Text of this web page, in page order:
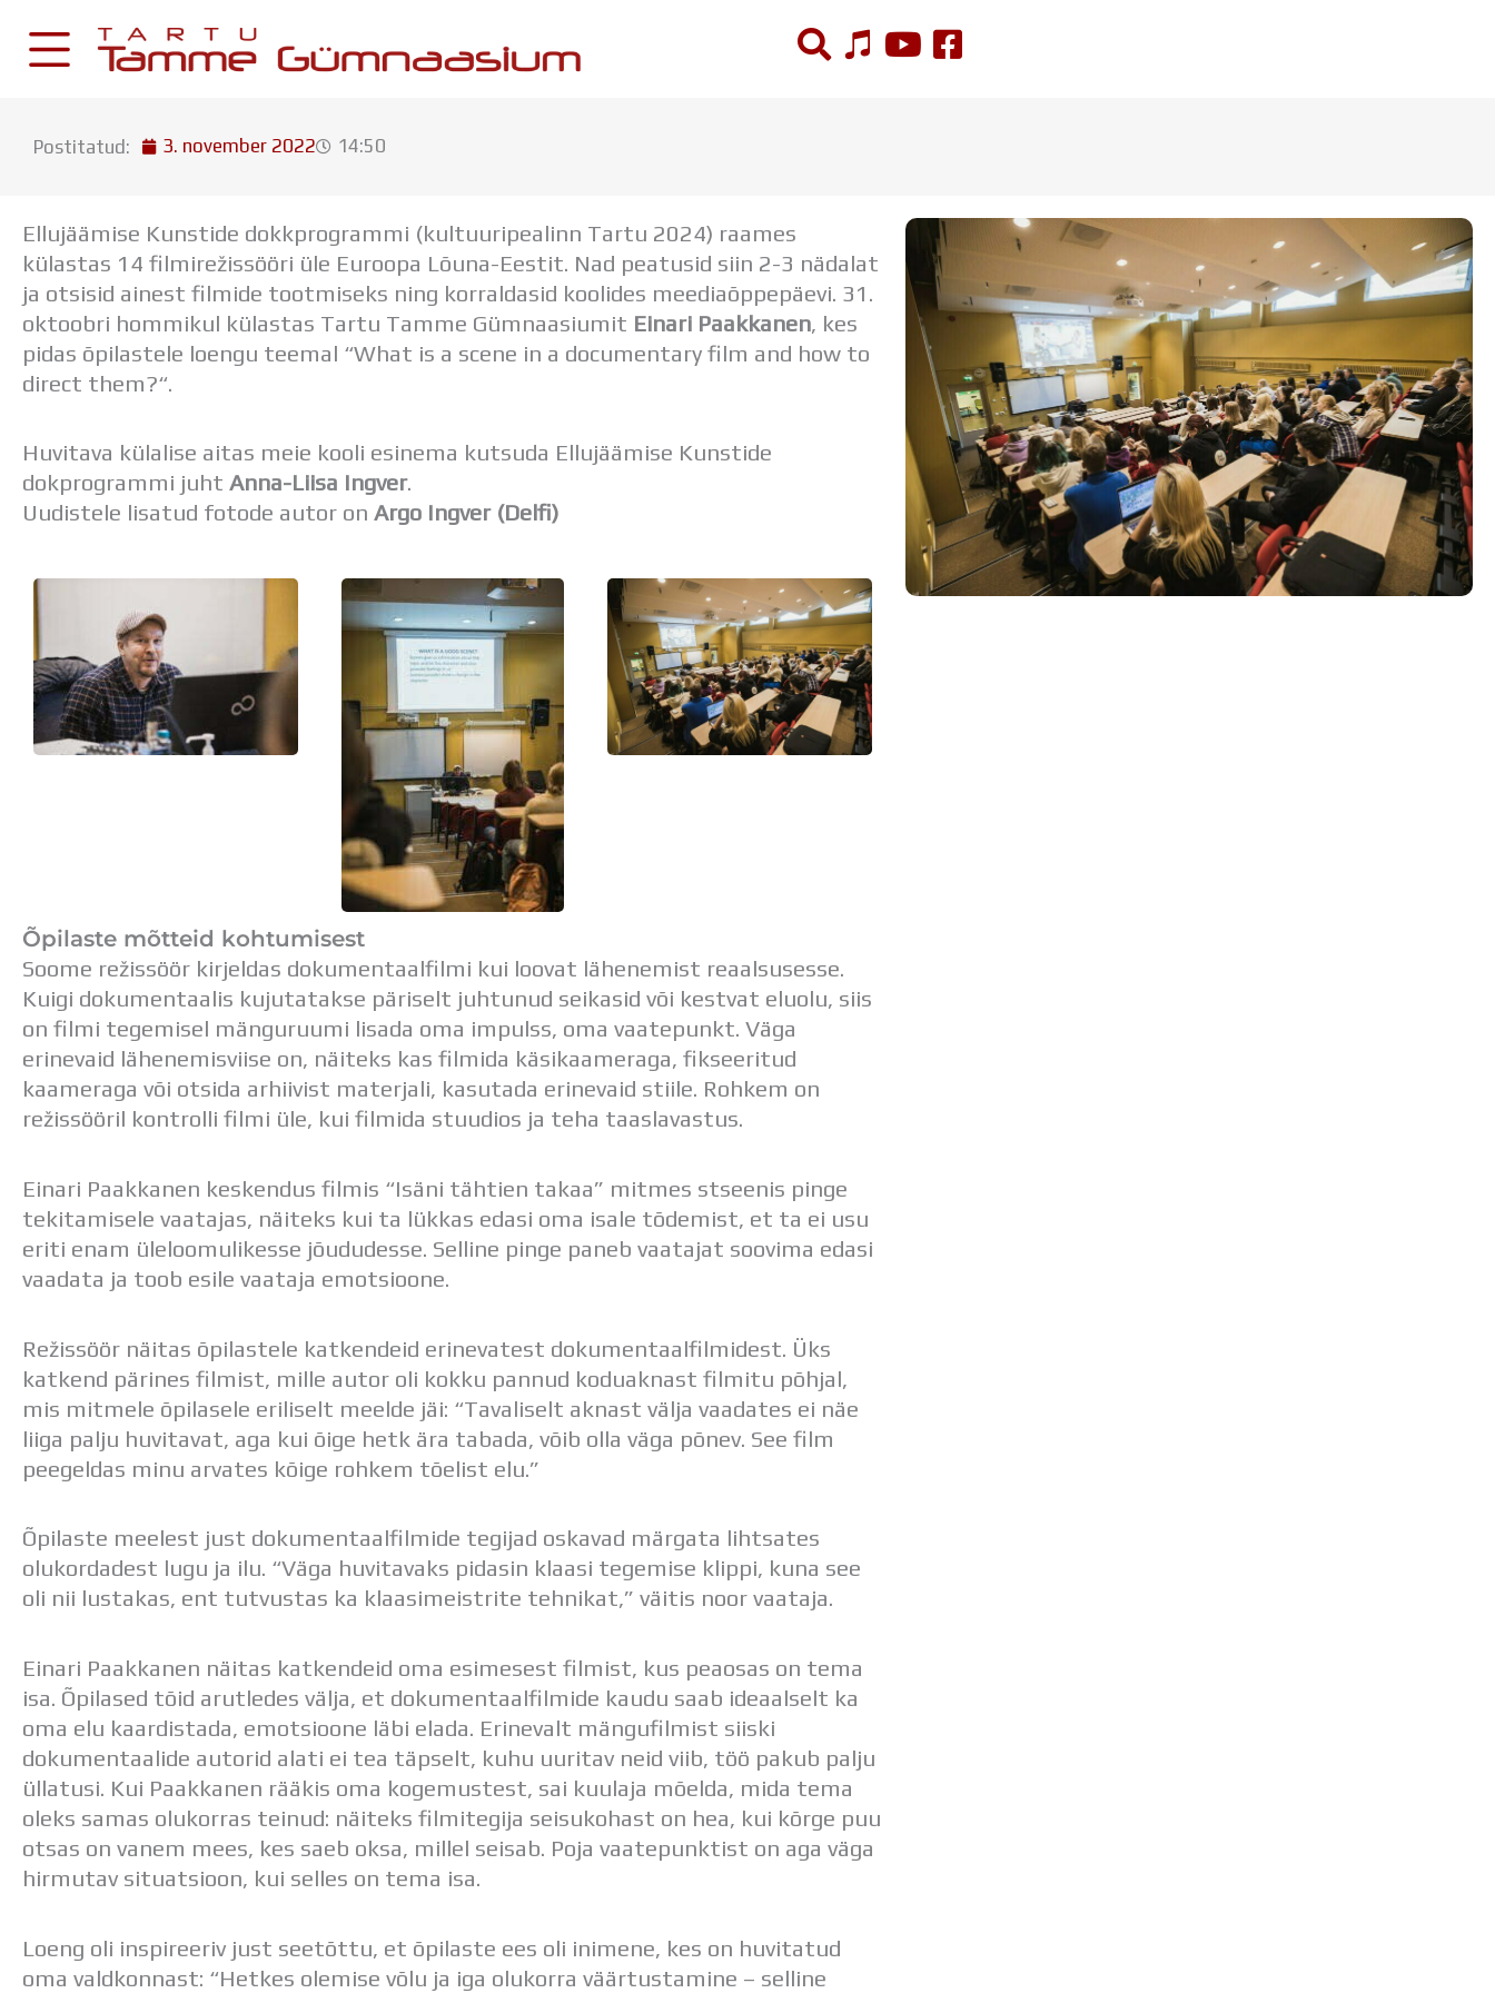
content
Postkast
Drive
Tamme TV
Tamme Leht
Kooliraadio
Aastaplaan
Õppekava
Ainepassid
Huviringid
Õpilastööd (UPT)
Projektid
Meie kool
Dokumendid
Uudised
Lapsevanemale
Vilistlastele
Toitlustamine
Virtuaaltuur
Õpilasesindus
Kontaktid
Tööpakkumised
Postitatud: 3. november 2022 14:50
Ellujäämise Kunstide dokkprogrammi (kultuuripealinn Tartu 2024) raames
külastas 14 filmirežissööri üle Euroopa Lõuna-Eestit. Nad peatusid siin 2-3 nädalat
ja otsisid ainest filmide tootmiseks ning korraldasid koolides meediaõppepäevi. 31.
oktoobri hommikul külastas Tartu Tamme Gümnaasiumit Einari Paakkanen, kes
pidas õpilastele loengu teemal “What is a scene in a documentary film and how to
direct them?“.
Huvitava külalise aitas meie kooli esinema kutsuda Ellujäämise Kunstide
dokprogrammi juht Anna-Liisa Ingver.
Uudistele lisatud fotode autor on Argo Ingver (Delfi)
Õpilaste mõtteid kohtumisest
Soome režissöör kirjeldas dokumentaalfilmi kui loovat lähenemist reaalsusesse.
Kuigi dokumentaalis kujutatakse päriselt juhtunud seikasid või kestvat eluolu, siis
on filmi tegemisel mänguruumi lisada oma impulss, oma vaatepunkt. Väga
erinevaid lähenemisviise on, näiteks kas filmida käsikaameraga, fikseeritud
kaameraga või otsida arhiivist materjali, kasutada erinevaid stiile. Rohkem on
režissööril kontrolli filmi üle, kui filmida stuudios ja teha taaslavastus.
Einari Paakkanen keskendus filmis “Isäni tähtien takaa” mitmes stseenis pinge
tekitamisele vaatajas, näiteks kui ta lükkas edasi oma isale tõdemist, et ta ei usu
eriti enam üleloomulikesse jõududesse. Selline pinge paneb vaatajat soovima edasi
vaadata ja toob esile vaataja emotsioone.
Režissöör näitas õpilastele katkendeid erinevatest dokumentaalfilmidest. Üks
katkend pärines filmist, mille autor oli kokku pannud koduaknast filmitu põhjal,
mis mitmele õpilasele eriliselt meelde jäi: “Tavaliselt aknast välja vaadates ei näe
liiga palju huvitavat, aga kui õige hetk ära tabada, võib olla väga põnev. See film
peegeldas minu arvates kõige rohkem tõelist elu.”
Õpilaste meelest just dokumentaalfilmide tegijad oskavad märgata lihtsates
olukordadest lugu ja ilu. “Väga huvitavaks pidasin klaasi tegemise klippi, kuna see
oli nii lustakas, ent tutvustas ka klaasimeistrite tehnikat,” väitis noor vaataja.
Einari Paakkanen näitas katkendeid oma esimesest filmist, kus peaosas on tema
isa. Õpilased tõid arutledes välja, et dokumentaalfilmide kaudu saab ideaalselt ka
oma elu kaardistada, emotsioone läbi elada. Erinevalt mängufilmist siiski
dokumentaalide autorid alati ei tea täpselt, kuhu uuritav neid viib, töö pakub palju
üllatusi. Kui Paakkanen rääkis oma kogemustest, sai kuulaja mõelda, mida tema
oleks samas olukorras teinud: näiteks filmitegija seisukohast on hea, kui kõrge puu
otsas on vanem mees, kes saeb oksa, millel seisab. Poja vaatepunktist on aga väga
hirmutav situatsioon, kui selles on tema isa.
Loeng oli inspireeriv just seetõttu, et õpilaste ees oli inimene, kes on huvitatud
oma valdkonnast: “Hetkes olemise võlu ja iga olukorra väärtustamine – selline